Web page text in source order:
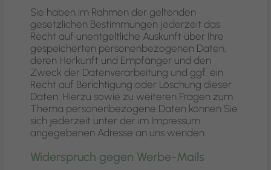
Sie haben im Rahmen der geltenden
gesetzlichen Bestimmungen jederzeit das
Recht auf unentgeltliche Auskunft über Ihre
gespeicherten personenbezogenen Daten,
deren Herkunft und Empfänger und den
Zweck der Datenverarbeitung und ggf. ein
Recht auf Berichtigung oder Löschung dieser
Daten. Hierzu sowie zu weiteren Fragen zum
Thema personenbezogene Daten können Sie
sich jederzeit unter der im Impressum
angegebenen Adresse an uns wenden.
Widerspruch gegen Werbe-Mails